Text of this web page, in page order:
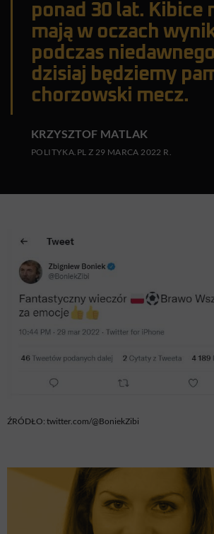
ponad 30 lat. Kibice
mają w oczach
podczas
dzisiaj będziemy
chorzowski mecz.
KRZYSZTOF MATLAK
POLITYKA.PL Z 29 MARCA 2022 R.
ŹRÓDŁO: twitter.com/@BoniekZibi